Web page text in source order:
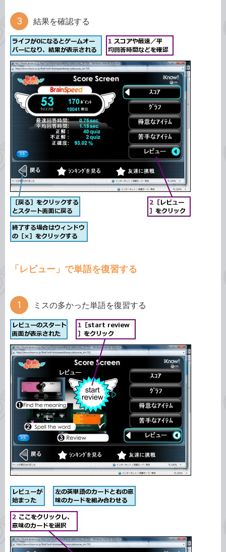
結果を確認する
「レビュー」で単語を復習する
ミスの多かった単語を復習する